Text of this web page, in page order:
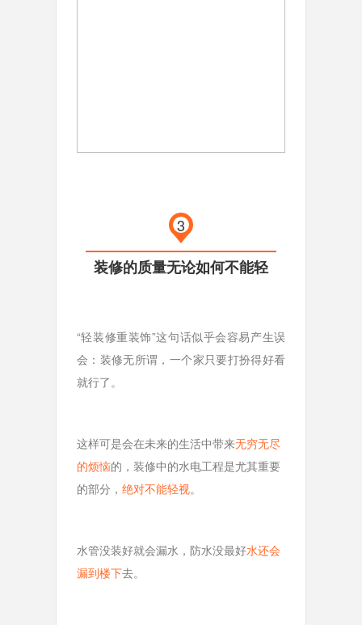
3
装修的质量无论如何不能轻
“轻装修重装饰”这句话似乎会容易产生误
会：装修无所谓，一个家只要打扮得好看
就行了。
这样可是会在未来的生活中带来无穷无尽
的烦恼的，装修中的水电工程是尤其重要
的部分， 绝对不能轻视。
水管没装好就会漏水，防水没最好水还会
漏到楼下去。